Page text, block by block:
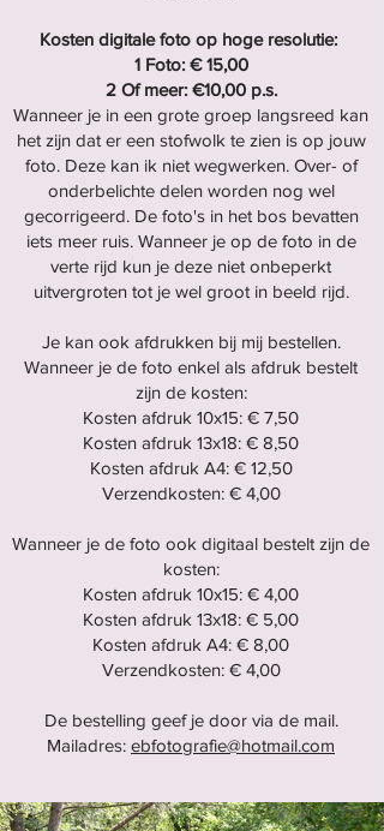
Kosten digitale foto op hoge resolutie:
1 Foto: € 15,00
2 Of meer: €10,00 p.s.
Wanneer je in een grote groep langsreed kan
het zijn dat er een stofwolk te zien is op jouw
foto. Deze kan ik niet wegwerken. Over- of
onderbelichte delen worden nog wel
gecorrigeerd. De foto's in het bos bevatten
iets meer ruis. Wanneer je op de foto in de
verte rijd kun je deze niet onbeperkt
uitvergroten tot je wel groot in beeld rijd.
Je kan ook afdrukken bij mij bestellen.
Wanneer je de foto enkel als afdruk bestelt
zijn de kosten:
Kosten afdruk 10x15: € 7,50
Kosten afdruk 13x18: € 8,50
Kosten afdruk A4: € 12,50
Verzendkosten: € 4,00
Wanneer je de foto ook digitaal bestelt zijn de
kosten:
Kosten afdruk 10x15: € 4,00
Kosten afdruk 13x18: € 5,00
Kosten afdruk A4: € 8,00
Verzendkosten: € 4,00
De bestelling geef je door via de mail.
Mailadres: ebfotografie@hotmail.com